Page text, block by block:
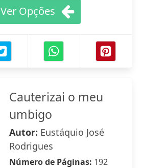
Ver Opções
Cauterizai o meu
umbigo
Autor: Eustáquio José
Rodrigues
Número de Páginas: 192